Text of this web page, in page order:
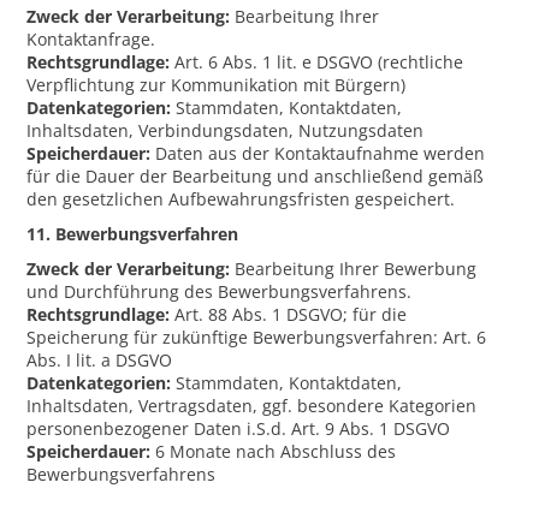
Zweck der Verarbeitung: Bearbeitung Ihrer
Kontaktanfrage.
Rechtsgrundlage: Art. 6 Abs. 1 lit. e DSGVO (rechtliche
Verpflichtung zur Kommunikation mit Bürgern)
Datenkategorien: Stammdaten, Kontaktdaten,
Inhaltsdaten, Verbindungsdaten, Nutzungsdaten
Speicherdauer: Daten aus der Kontaktaufnahme werden
für die Dauer der Bearbeitung und anschließend gemäß
den gesetzlichen Aufbewahrungsfristen gespeichert.
11. Bewerbungsverfahren
Zweck der Verarbeitung: Bearbeitung Ihrer Bewerbung
und Durchführung des Bewerbungsverfahrens.
Rechtsgrundlage: Art. 88 Abs. 1 DSGVO; für die
Speicherung für zukünftige Bewerbungsverfahren: Art. 6
Abs. I lit. a DSGVO
Datenkategorien: Stammdaten, Kontaktdaten,
Inhaltsdaten, Vertragsdaten, ggf. besondere Kategorien
personenbezogener Daten i.S.d. Art. 9 Abs. 1 DSGVO
Speicherdauer: 6 Monate nach Abschluss des
Bewerbungsverfahrens